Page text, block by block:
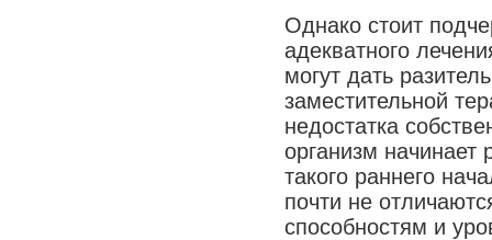
Однако стоит
адекватного
могут дать
заместительной
недостатка
организм начинает
такого раннего
почти не
способностям и